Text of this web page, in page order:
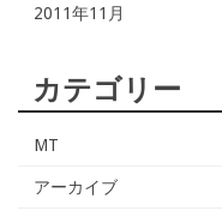
2011年11月
カテゴリー
MT
アーカイブ